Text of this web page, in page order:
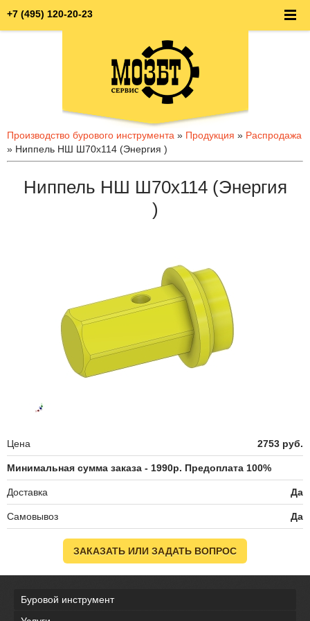
+7 (495) 120-20-23
Производство бурового инструмента » Продукция » Распродажа
» Ниппель НШ Ш70х114 (Энергия )
Ниппель НШ Ш70х114 (Энергия
)
Цена 2753 руб.
Минимальная сумма заказа - 1990р. Предоплата 100%
Доставка Да
Самовывоз Да
ЗАКАЗАТЬ ИЛИ ЗАДАТЬ ВОПРОС
Буровой инструмент